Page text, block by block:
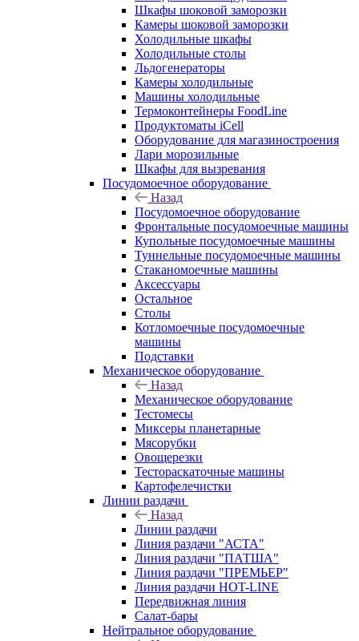
Шкафы шоковой заморозки
Камеры шоковой заморозки
Холодильные шкафы
Холодильные столы
Льдогенераторы
Камеры холодильные
Машины холодильные
Термоконтейнеры FoodLine
Продуктоматы iCell
Оборудование для магазиностроения
Лари морозильные
Шкафы для вызревания
Посудомоечное оборудование
Назад
Посудомоечное оборудование
Фронтальные посудомоечные машины
Купольные посудомоечные машины
Туннельные посудомоечные машины
Стаканомоечные машины
Аксессуары
Остальное
Столы
Котломоечные посудомоечные
машины
Подставки
Механическое оборудование
Назад
Механическое оборудование
Тестомесы
Миксеры планетарные
Мясорубки
Овощерезки
Тестораскаточные машины
Картофелечистки
Линии раздачи
Назад
Линии раздачи
Линия раздачи "АСТА"
Линия раздачи "ПАТША"
Линия раздачи "ПРЕМЬЕР"
Линия раздачи HOT-LINE
Передвижная линия
Салат-бары
Нейтральное оборудование